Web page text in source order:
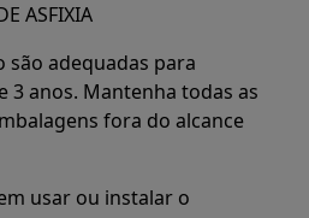
ASFIXIA
são adequadas para
3 anos. Mantenha todas as
fora do alcance
usar ou instalar o